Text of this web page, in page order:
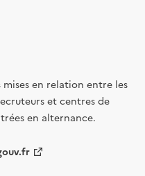
en relation entre les
et centres de
en alternance.